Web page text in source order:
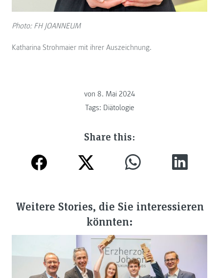
Photo: FH JOANNEUM
Katharina Strohmaier mit ihrer Auszeichnung.
von 8. Mai 2024
Tags: Diätologie
Share this:
Weitere Stories, die Sie interessieren
könnten: